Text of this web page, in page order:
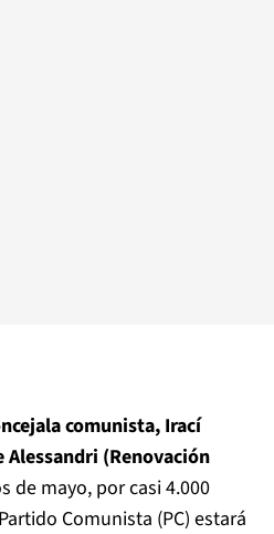
comunista, Irací
Alessandri (Renovación
de mayo, por casi 4.000
Comunista (PC) estará